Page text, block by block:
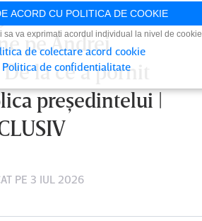
Cosmescu a
pe Andrei
De la ce a pornit
preşedintelui |
PE 3 IUL 2026
ACORD CU POLITICA DE COOKIE
sa va exprimati acordul individual la nivel de
de colectare acord cookie
Politica de confidentialitate